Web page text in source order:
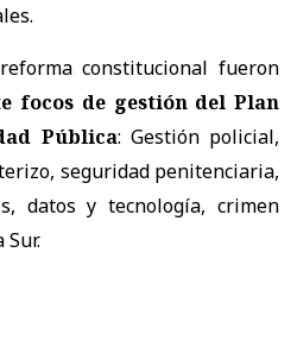
constitucional fueron
focos de gestión del Plan
Pública: Gestión policial,
seguridad penitenciaria,
datos y tecnología, crimen
Sur.